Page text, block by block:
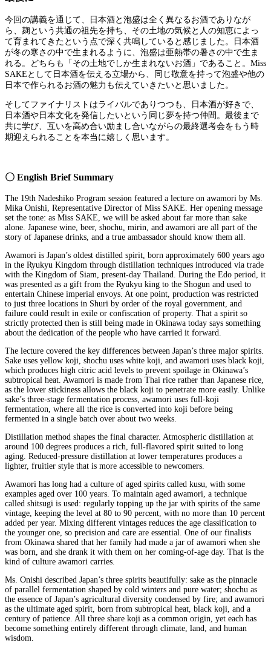
今回の講義を通じて、日本酒と泡盛は全く異なるお酒でありなが
ら、麹という共通の祖先を持ち、その土地の気候と人の知恵によっ
て育まれてきたという点で深く共鳴していると感じました。日本酒
が冬の寒さの中で生まれるように、泡盛は亜熱帯の暑さの中で生ま
れる。どちらも「その土地でしか生まれないお酒」であること。Miss
SAKEとして日本酒を伝える立場から、同じ敬意を持って泡盛や他の
日本で作られるお酒の魅力も伝えていきたいと思いました。
そしてファイナリストはライバルでありつつも、日本酒が好きで、
日本酒や日本文化を発信したいという同じ夢を持つ仲間。最後まで
共に学び、互いを高め合い励まし合いながらの最終選考会をもう時
期迎えられることを本当に嬉しく思います。
〇 English Brief Summary
The 19th Nadeshiko Program session featured a lecture on awamori by Ms.
Mika Onishi, Representative Director of Miss SAKE. Her opening message
set the tone: as Miss SAKE, we will be asked about far more than sake
alone. Japanese wine, beer, shochu, mirin, and awamori are all part of the
story of Japanese drinks, and a true ambassador should know them all.
Awamori is Japan’s oldest distilled spirit, born approximately 600 years ago
in the Ryukyu Kingdom through distillation techniques introduced via trade
with the Kingdom of Siam, present-day Thailand. During the Edo period, it
was presented as a gift from the Ryukyu king to the Shogun and used to
entertain Chinese imperial envoys. At one point, production was restricted
to just three locations in Shuri by order of the royal government, and
failure could result in exile or confiscation of property. That a spirit so
strictly protected then is still being made in Okinawa today says something
about the dedication of the people who have carried it forward.
The lecture covered the key differences between Japan’s three major spirits.
Sake uses yellow koji, shochu uses white koji, and awamori uses black koji,
which produces high citric acid levels to prevent spoilage in Okinawa’s
subtropical heat. Awamori is made from Thai rice rather than Japanese rice,
as the lower stickiness allows the black koji to penetrate more easily. Unlike
sake’s three-stage fermentation process, awamori uses full-koji
fermentation, where all the rice is converted into koji before being
fermented in a single batch over about two weeks.
Distillation method shapes the final character. Atmospheric distillation at
around 100 degrees produces a rich, full-flavored spirit suited to long
aging. Reduced-pressure distillation at lower temperatures produces a
lighter, fruitier style that is more accessible to newcomers.
Awamori has long had a culture of aged spirits called kusu, with some
examples aged over 100 years. To maintain aged awamori, a technique
called shitsugi is used: regularly topping up the jar with spirits of the same
vintage, keeping the level at 80 to 90 percent, with no more than 10 percent
added per year. Mixing different vintages reduces the age classification to
the younger one, so precision and care are essential. One of our finalists
from Okinawa shared that her family had made a jar of awamori when she
was born, and she drank it with them on her coming-of-age day. That is the
kind of culture awamori carries.
Ms. Onishi described Japan’s three spirits beautifully: sake as the pinnacle
of parallel fermentation shaped by cold winters and pure water; shochu as
the essence of Japan’s agricultural diversity condensed by fire; and awamori
as the ultimate aged spirit, born from subtropical heat, black koji, and a
century of patience. All three share koji as a common origin, yet each has
become something entirely different through climate, land, and human
wisdom.